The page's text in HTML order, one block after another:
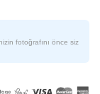
fotoğrafını önce siz